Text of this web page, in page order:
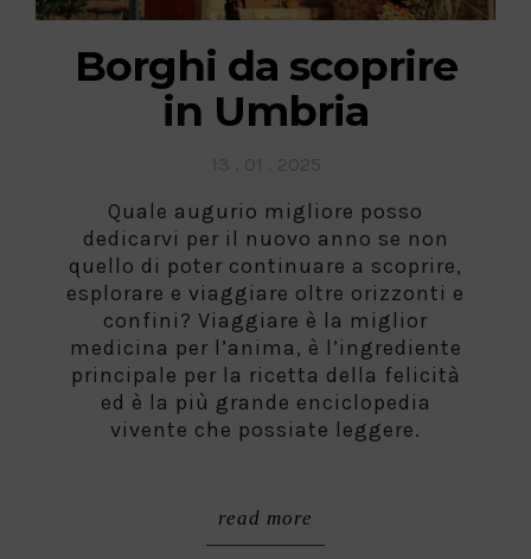
Borghi da scoprire
in Umbria
Quale augurio migliore posso
dedicarvi per il nuovo anno se non
quello di poter continuare a scoprire,
esplorare e viaggiare oltre orizzonti e
confini? Viaggiare è la miglior
medicina per l’anima, è l’ingrediente
principale per la ricetta della felicità
ed è la più grande enciclopedia
vivente che possiate leggere.
read more